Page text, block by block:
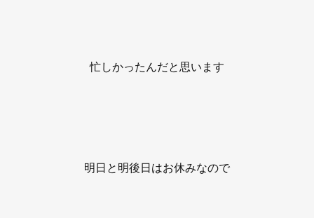
忙しかったんだと思います
明日と明後日はお休みなので